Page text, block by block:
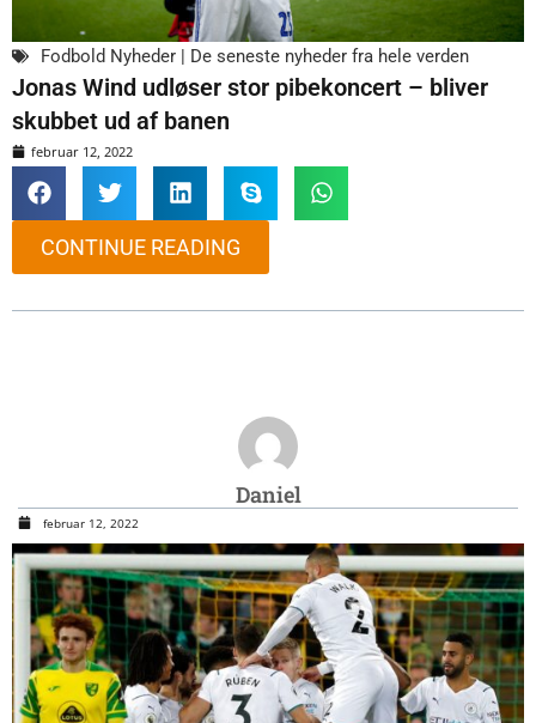
Fodbold Nyheder | De seneste nyheder fra hele verden
Jonas Wind udløser stor pibekoncert – bliver
skubbet ud af banen
februar 12, 2022
CONTINUE READING
Daniel
februar 12, 2022